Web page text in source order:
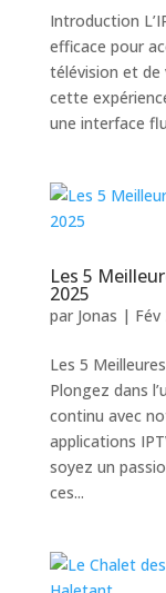
Introduction
efficace pour
télévision et de
cette
une interface
Les 5
2025
par Jonas | Fév
Les 5
Plongez dans
continu avec
applications
soyez un
ces...